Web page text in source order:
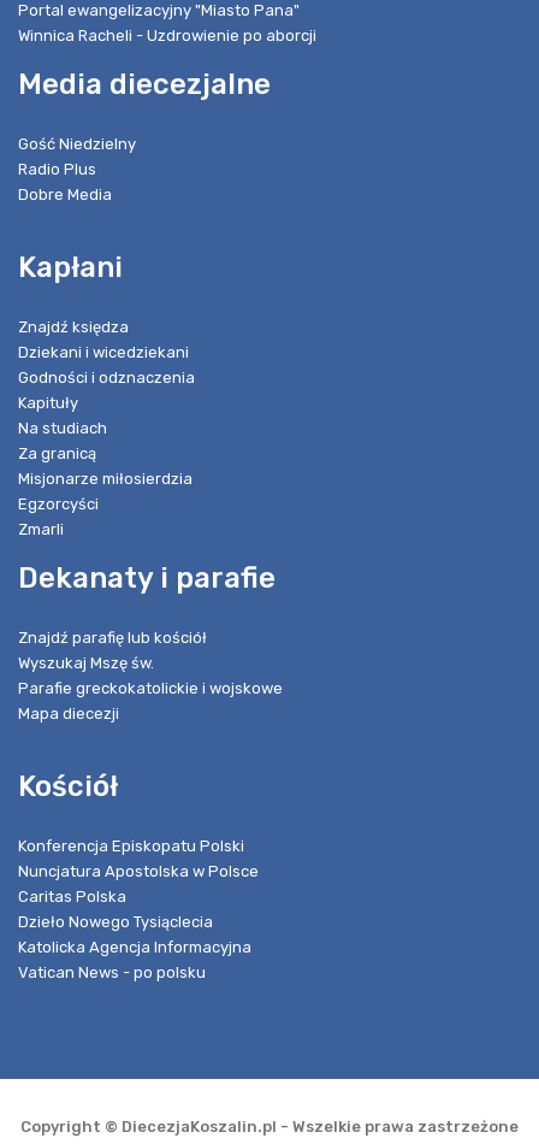
Portal ewangelizacyjny "Miasto Pana"
Winnica Racheli - Uzdrowienie po aborcji
Media diecezjalne
Gość Niedzielny
Radio Plus
Dobre Media
Kapłani
Znajdź księdza
Dziekani i wicedziekani
Godności i odznaczenia
Kapituły
Na studiach
Za granicą
Misjonarze miłosierdzia
Egzorcyści
Zmarli
Dekanaty i parafie
Znajdź parafię lub kościół
Wyszukaj Mszę św.
Parafie greckokatolickie i wojskowe
Mapa diecezji
Kościół
Konferencja Episkopatu Polski
Nuncjatura Apostolska w Polsce
Caritas Polska
Dzieło Nowego Tysiąclecia
Katolicka Agencja Informacyjna
Vatican News - po polsku
Copyright © DiecezjaKoszalin.pl - Wszelkie prawa zastrzeżone